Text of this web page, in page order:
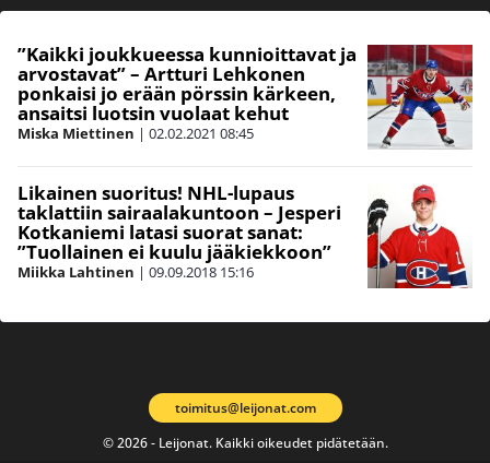
”Kaikki joukkueessa kunnioittavat ja
arvostavat” – Artturi Lehkonen
ponkaisi jo erään pörssin kärkeen,
ansaitsi luotsin vuolaat kehut
Miska Miettinen | 02.02.2021 08:45
Likainen suoritus! NHL-lupaus
taklattiin sairaalakuntoon – Jesperi
Kotkaniemi latasi suorat sanat:
”Tuollainen ei kuulu jääkiekkoon”
Miikka Lahtinen | 09.09.2018 15:16
© 2026 - Leijonat. Kaikki oikeudet pidätetään.
toimitus@leijonat.com